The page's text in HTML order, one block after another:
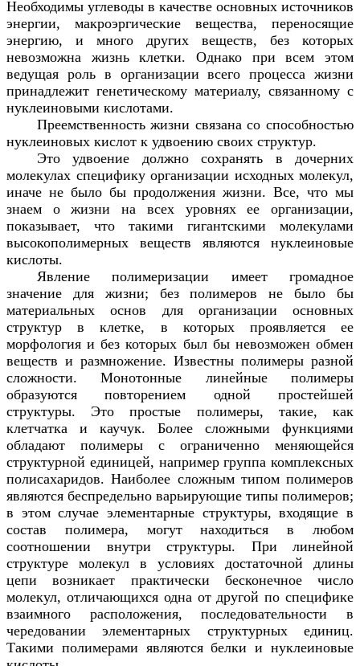
Необходимы углеводы в качестве основных источников
энергии, макроэргические вещества, переносящие
энергию, и много других веществ, без которых
невозможна жизнь клетки. Однако при всем этом
ведущая роль в организации всего процесса жизни
принадлежит генетическому материалу, связанному с
нуклеиновыми кислотами.
Преемственность жизни связана со способностью
нуклеиновых кислот к удвоению своих структур.
Это удвоение должно сохранять в дочерних
молекулах специфику организации исходных молекул,
иначе не было бы продолжения жизни. Все, что мы
знаем о жизни на всех уровнях ее организации,
показывает, что такими гигантскими молекулами
высокополимерных веществ являются нуклеиновые
кислоты.
Явление полимеризации имеет громадное
значение для жизни; без полимеров не было бы
материальных основ для организации основных
структур в клетке, в которых проявляется ее
морфология и без которых был бы невозможен обмен
веществ и размножение. Известны полимеры разной
сложности. Монотонные линейные полимеры
образуются повторением одной простейшей
структуры. Это простые полимеры, такие, как
клетчатка и каучук. Более сложными функциями
обладают полимеры с ограниченно меняющейся
структурной единицей, например группа комплексных
полисахаридов. Наиболее сложным типом полимеров
являются беспредельно варьирующие типы полимеров;
в этом случае элементарные структуры, входящие в
состав полимера, могут находиться в любом
соотношении внутри структуры. При линейной
структуре молекул в условиях достаточной длины
цепи возникает практически бесконечное число
молекул, отличающихся одна от другой по специфике
взаимного расположения, последовательности в
чередовании элементарных структурных единиц.
Такими полимерами являются белки и нуклеиновые